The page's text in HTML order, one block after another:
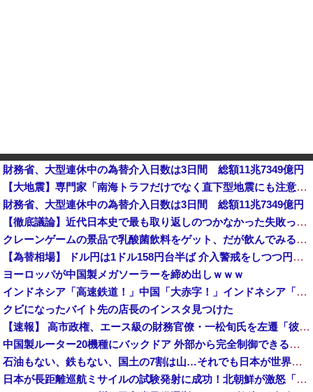
財務省、大型連休中の為替介入日数は3日間 総額11兆7349億円
【大地震】専門家「南海トラフだけでなく直下型地震にも注意を」…中部各地に危険度「Sランク」断層帯
財務省、大型連休中の為替介入日数は3日間 総額11兆7349億円
【徹底議論】近代日本史で最も取り返しのつかなかった失敗って何？他
クレーンゲームの景品で乳酸菌飲料をゲット、だが飲んでみると妙に酸っぱくて体調が悪化してしまい……
【為替相場】 ドル円は1ドル158円台半ば 介入警戒をしつつ円売りが続行
ヨーロッパが中国製メガソーラーを締め出しｗｗｗ
インドネシア「高速鉄道！」中国「大赤字！」インドネシア「運営会社の株式購入！（負債対策」中国「はい（巨額負債」インドネシア「700km延伸計画！（実質中止」→
クビになったバイト先の店長のインスタ見つけた
【速報】 高市政権、エース級の財務官僚・一松旬氏を左遷「彼は協力的でなかった」財務省の言いなりではないことが判明
中国製ルーター20機種にバックドア 外部から完全制御できる機能が仕込まれていた
石油もない、鉄もない、国土の7割は山…それでも日本が世界屈指の経済大国になれた「勤勉さ」以外の勝因！
日本が長距離巡航ミサイルの試験発射に成功！北朝鮮が激怒「日本が戦争国家になろうとしている」「絶対に傍観しない、必ず後悔させる」